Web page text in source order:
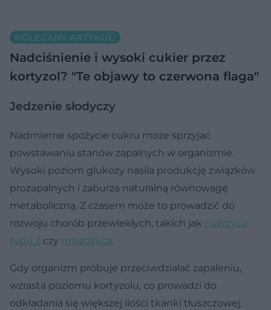
POLECANY ARTYKUŁ:
Nadciśnienie i wysoki cukier przez
kortyzol? "Te objawy to czerwona flaga"
Jedzenie słodyczy
Nadmierne spożycie cukru może sprzyjać
powstawaniu stanów zapalnych w organizmie.
Wysoki poziom glukozy nasila produkcję związków
prozapalnych i zaburza naturalną równowagę
metaboliczną. Z czasem może to prowadzić do
rozwoju chorób przewlekłych, takich jak cukrzyca
typu 2 czy miażdżyca.
Gdy organizm próbuje przeciwdziałać zapaleniu,
wzrasta poziomu kortyzolu, co prowadzi do
odkładania się większej ilości tkanki tłuszczowej.